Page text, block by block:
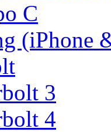
C
(iPhone
3
4